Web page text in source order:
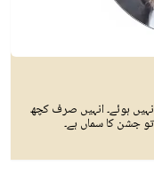
ہوئے۔ انہیں صرف کچھ
جشن کا سماں ہے۔